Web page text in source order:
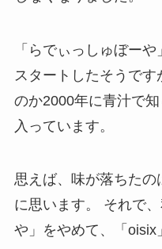
「らでぃっしゅぼー
スタートしたそうで
のか2000年に青汁で
入っています。
思えば、味が落ちたの
に思います。 それで
や」をやめて、「oisix